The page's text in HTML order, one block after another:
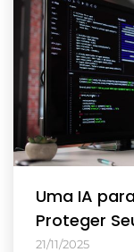
Uma IA
Proteger
21/11/2025